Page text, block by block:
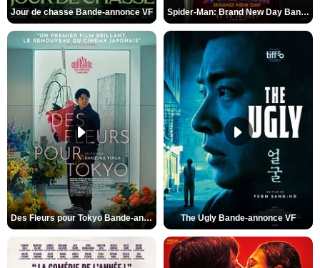
Jour de chasse Bande-annonce VF Spider-Man: Brand New Day Bande-annonce (3) VO STFR
Des Fleurs pour Tokyo Bande-annonce VO STFR The Ugly Bande-annonce VF